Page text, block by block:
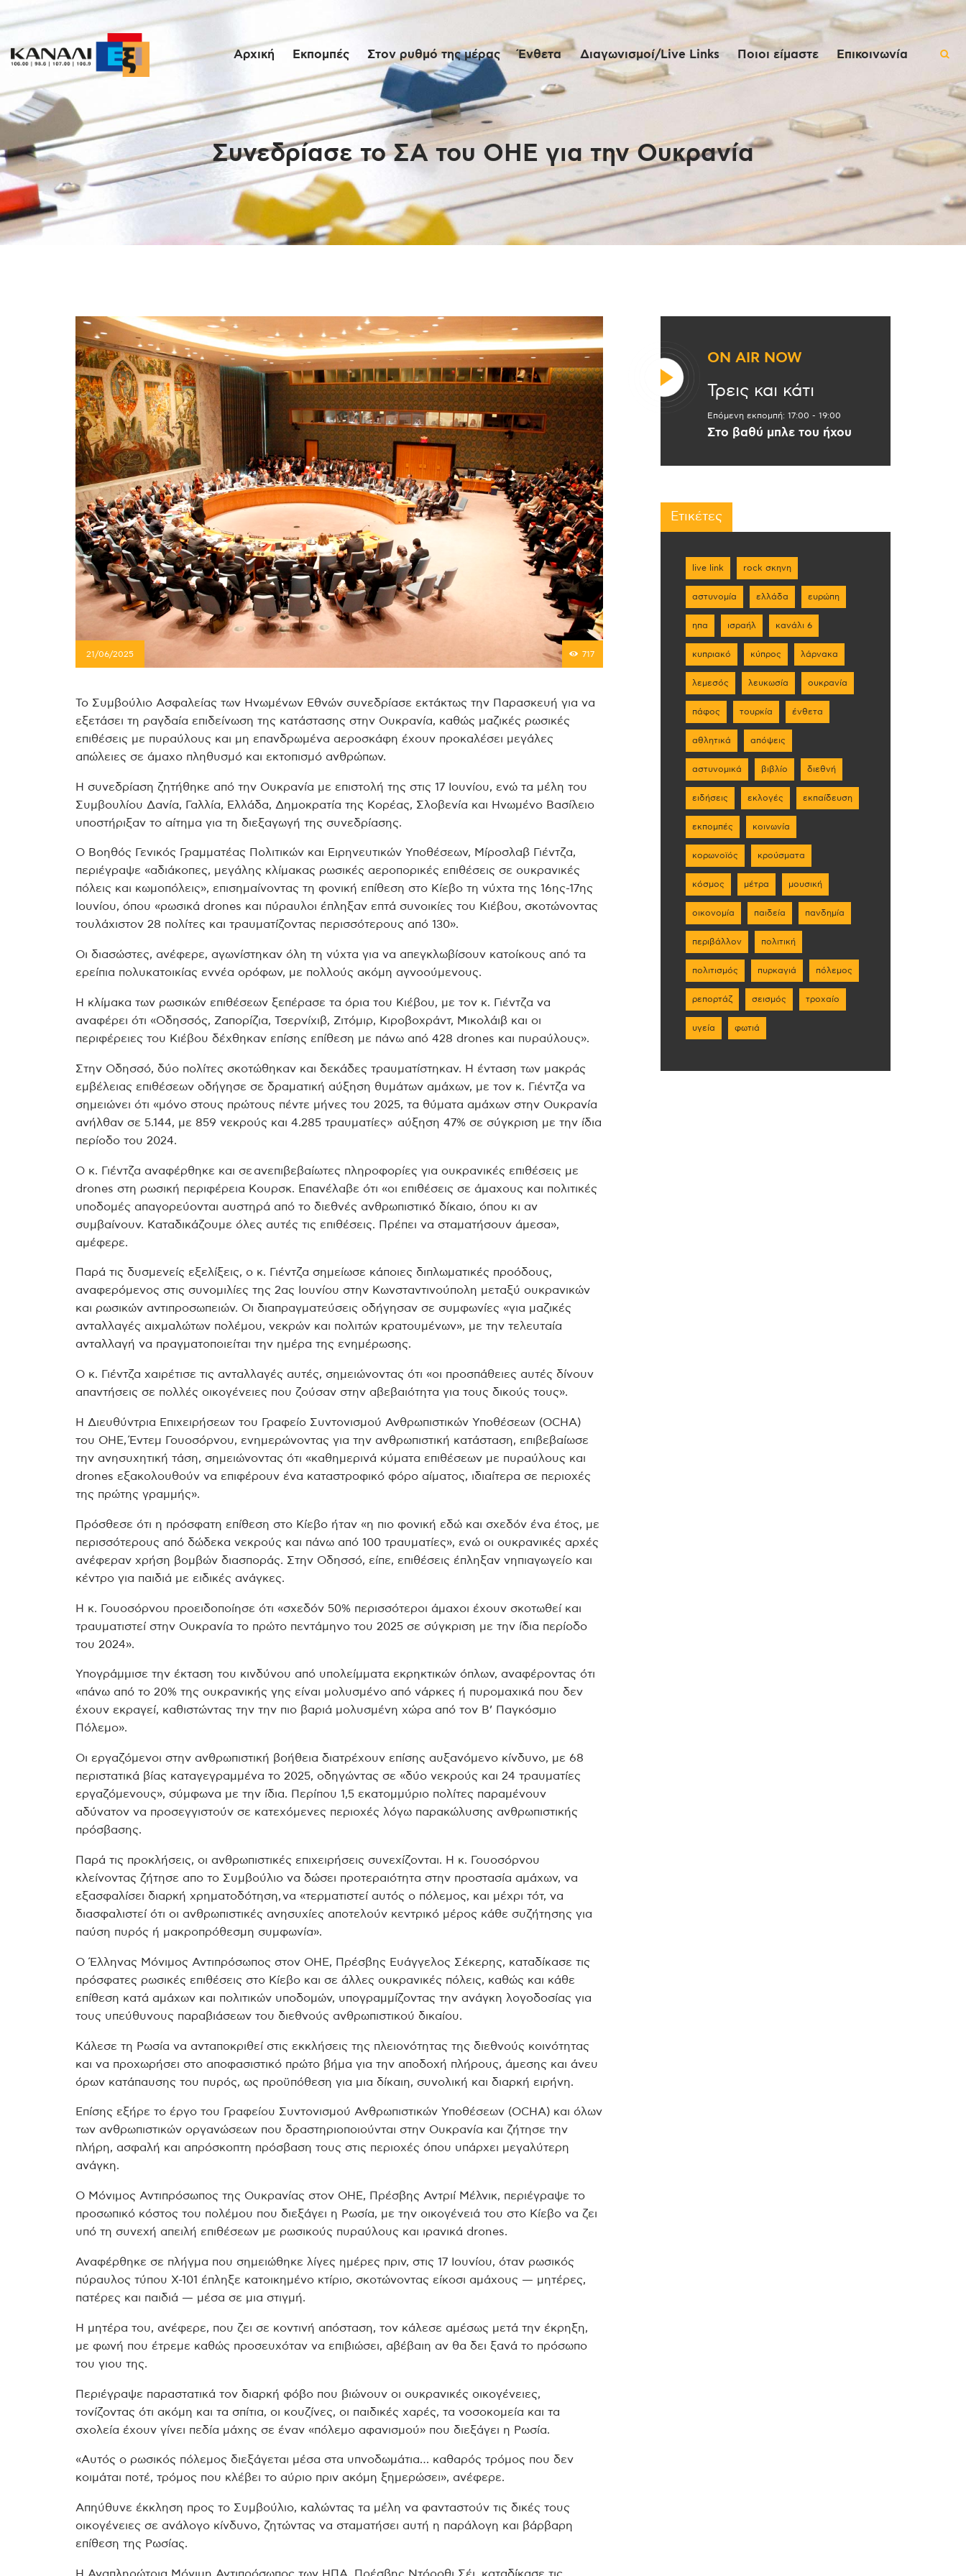
Αρχική Εκπομπές Στον ρυθμό της μέρας Ένθετα Διαγωνισμοί/Live Links Ποιοι είμαστε Επικοινωνία
Συνεδρίασε το ΣΑ του ΟΗΕ για την Ουκρανία
Αρχική
Εκπομπές
Στον ρυθμό της
μέρας
Ένθετα
Διαγωνισμοί/Live
Επικοινωνία
21/06/2025 717
Το Συμβούλιο Ασφαλείας των Ηνωμένων Εθνών συνεδρίασε εκτάκτως την Παρασκευή για να
εξετάσει τη ραγδαία επιδείνωση της κατάστασης στην Ουκρανία, καθώς μαζικές ρωσικές
επιθέσεις με πυραύλους και μη επανδρωμένα αεροσκάφη έχουν προκαλέσει μεγάλες
απώλειες σε άμαχο πληθυσμό και εκτοπισμό ανθρώπων.
Η συνεδρίαση ζητήθηκε από την Ουκρανία με επιστολή της στις 17 Ιουνίου, ενώ τα μέλη του
Συμβουλίου Δανία, Γαλλία, Ελλάδα, Δημοκρατία της Κορέας, Σλοβενία και Ηνωμένο Βασίλειο
υποστήριξαν το αίτημα για τη διεξαγωγή της συνεδρίασης.
Ο Βοηθός Γενικός Γραμματέας Πολιτικών και Ειρηνευτικών Υποθέσεων, Μίροσλαβ Γιέντζα,
περιέγραψε «αδιάκοπες, μεγάλης κλίμακας ρωσικές αεροπορικές επιθέσεις σε ουκρανικές
πόλεις και κωμοπόλεις», επισημαίνοντας τη φονική επίθεση στο Κίεβο τη νύχτα της 16ης-17ης
Ιουνίου, όπου «ρωσικά drones και πύραυλοι έπληξαν επτά συνοικίες του Κιέβου, σκοτώνοντας
τουλάχιστον 28 πολίτες και τραυματίζοντας περισσότερους από 130».
Οι διασώστες, ανέφερε, αγωνίστηκαν όλη τη νύχτα για να απεγκλωβίσουν κατοίκους από τα
ερείπια πολυκατοικίας εννέα ορόφων, με πολλούς ακόμη αγνοούμενους.
Η κλίμακα των ρωσικών επιθέσεων ξεπέρασε τα όρια του Κιέβου, με τον κ. Γιέντζα να
αναφέρει ότι «Οδησσός, Ζαπορίζια, Τσερνίχιβ, Ζιτόμιρ, Κιροβοχράντ, Μικολάιβ και οι
περιφέρειες του Κιέβου δέχθηκαν επίσης επίθεση με πάνω από 428 drones και πυραύλους».
Στην Οδησσό, δύο πολίτες σκοτώθηκαν και δεκάδες τραυματίστηκαν. Η ένταση των μακράς
εμβέλειας επιθέσεων οδήγησε σε δραματική αύξηση θυμάτων αμάχων, με τον κ. Γιέντζα να
σημειώνει ότι «μόνο στους πρώτους πέντε μήνες του 2025, τα θύματα αμάχων στην Ουκρανία
ανήλθαν σε 5.144, με 859 νεκρούς και 4.285 τραυματίες» αύξηση 47% σε σύγκριση με την ίδια
περίοδο του 2024.
O κ. Γιέντζα αναφέρθηκε και σε ανεπιβεβαίωτες πληροφορίες για ουκρανικές επιθέσεις με
drones στη ρωσική περιφέρεια Κουρσκ. Επανέλαβε ότι «οι επιθέσεις σε άμαχους και πολιτικές
υποδομές απαγορεύονται αυστηρά από το διεθνές ανθρωπιστικό δίκαιο, όπου κι αν
συμβαίνουν. Καταδικάζουμε όλες αυτές τις επιθέσεις. Πρέπει να σταματήσουν άμεσα»,
αμέφερε.
Παρά τις δυσμενείς εξελίξεις, ο κ. Γιέντζα σημείωσε κάποιες διπλωματικές προόδους,
αναφερόμενος στις συνομιλίες της 2ας Ιουνίου στην Κωνσταντινούπολη μεταξύ ουκρανικών
και ρωσικών αντιπροσωπειών. Οι διαπραγματεύσεις οδήγησαν σε συμφωνίες «για μαζικές
ανταλλαγές αιχμαλώτων πολέμου, νεκρών και πολιτών κρατουμένων», με την τελευταία
ανταλλαγή να πραγματοποιείται την ημέρα της ενημέρωσης.
Ο κ. Γιέντζα χαιρέτισε τις ανταλλαγές αυτές, σημειώνοντας ότι «οι προσπάθειες αυτές δίνουν
απαντήσεις σε πολλές οικογένειες που ζούσαν στην αβεβαιότητα για τους δικούς τους».
Η Διευθύντρια Επιχειρήσεων του Γραφείο Συντονισμού Ανθρωπιστικών Υποθέσεων (OCHA)
του ΟΗΕ, Έντεμ Γουοσόρνου, ενημερώνοντας για την ανθρωπιστική κατάσταση, επιβεβαίωσε
την ανησυχητική τάση, σημειώνοντας ότι «καθημερινά κύματα επιθέσεων με πυραύλους και
drones εξακολουθούν να επιφέρουν ένα καταστροφικό φόρο αίματος, ιδιαίτερα σε περιοχές
της πρώτης γραμμής».
Πρόσθεσε ότι η πρόσφατη επίθεση στο Κίεβο ήταν «η πιο φονική εδώ και σχεδόν ένα έτος, με
περισσότερους από δώδεκα νεκρούς και πάνω από 100 τραυματίες», ενώ οι ουκρανικές αρχές
ανέφεραν χρήση βομβών διασποράς. Στην Οδησσό, είπε, επιθέσεις έπληξαν νηπιαγωγείο και
κέντρο για παιδιά με ειδικές ανάγκες.
Η κ. Γουοσόρνου προειδοποίησε ότι «σχεδόν 50% περισσότεροι άμαχοι έχουν σκοτωθεί και
τραυματιστεί στην Ουκρανία το πρώτο πεντάμηνο του 2025 σε σύγκριση με την ίδια περίοδο
του 2024».
Υπογράμμισε την έκταση του κινδύνου από υπολείμματα εκρηκτικών όπλων, αναφέροντας ότι
«πάνω από το 20% της ουκρανικής γης είναι μολυσμένο από νάρκες ή πυρομαχικά που δεν
έχουν εκραγεί, καθιστώντας την την πιο βαριά μολυσμένη χώρα από τον Β’ Παγκόσμιο
Πόλεμο».
Οι εργαζόμενοι στην ανθρωπιστική βοήθεια διατρέχουν επίσης αυξανόμενο κίνδυνο, με 68
περιστατικά βίας καταγεγραμμένα το 2025, οδηγώντας σε «δύο νεκρούς και 24 τραυματίες
εργαζόμενους», σύμφωνα με την ίδια. Περίπου 1,5 εκατομμύριο πολίτες παραμένουν
αδύνατον να προσεγγιστούν σε κατεχόμενες περιοχές λόγω παρακώλυσης ανθρωπιστικής
πρόσβασης.
Παρά τις προκλήσεις, οι ανθρωπιστικές επιχειρήσεις συνεχίζονται. Η κ. Γουοσόρνου
κλείνοντας ζήτησε απο το Συμβούλιο να δώσει προτεραιότητα στην προστασία αμάχων, να
εξασφαλίσει διαρκή χρηματοδότηση, να «τερματιστεί αυτός ο πόλεμος, και μέχρι τότ, να
διασφαλιστεί ότι οι ανθρωπιστικές ανησυχίες αποτελούν κεντρικό μέρος κάθε συζήτησης για
παύση πυρός ή μακροπρόθεσμη συμφωνία».
Ο Έλληνας Μόνιμος Αντιπρόσωπος στον ΟΗΕ, Πρέσβης Ευάγγελος Σέκερης, καταδίκασε τις
πρόσφατες ρωσικές επιθέσεις στο Κίεβο και σε άλλες ουκρανικές πόλεις, καθώς και κάθε
επίθεση κατά αμάχων και πολιτικών υποδομών, υπογραμμίζοντας την ανάγκη λογοδοσίας για
τους υπεύθυνους παραβιάσεων του διεθνούς ανθρωπιστικού δικαίου.
Κάλεσε τη Ρωσία να ανταποκριθεί στις εκκλήσεις της πλειονότητας της διεθνούς κοινότητας
και να προχωρήσει στο αποφασιστικό πρώτο βήμα για την αποδοχή πλήρους, άμεσης και άνευ
όρων κατάπαυσης του πυρός, ως προϋπόθεση για μια δίκαιη, συνολική και διαρκή ειρήνη.
Επίσης εξήρε το έργο του Γραφείου Συντονισμού Ανθρωπιστικών Υποθέσεων (OCHA) και όλων
των ανθρωπιστικών οργανώσεων που δραστηριοποιούνται στην Ουκρανία και ζήτησε την
πλήρη, ασφαλή και απρόσκοπτη πρόσβαση τους στις περιοχές όπου υπάρχει μεγαλύτερη
ανάγκη.
O Μόνιμος Αντιπρόσωπος της Ουκρανίας στον ΟΗΕ, Πρέσβης Αντριί Μέλνικ, περιέγραψε το
προσωπικό κόστος του πολέμου που διεξάγει η Ρωσία, με την οικογένειά του στο Κίεβο να ζει
υπό τη συνεχή απειλή επιθέσεων με ρωσικούς πυραύλους και ιρανικά drones.
Αναφέρθηκε σε πλήγμα που σημειώθηκε λίγες ημέρες πριν, στις 17 Ιουνίου, όταν ρωσικός
πύραυλος τύπου X-101 έπληξε κατοικημένο κτίριο, σκοτώνοντας είκοσι αμάχους — μητέρες,
πατέρες και παιδιά — μέσα σε μια στιγμή.
Η μητέρα του, ανέφερε, που ζει σε κοντινή απόσταση, τον κάλεσε αμέσως μετά την έκρηξη,
με φωνή που έτρεμε καθώς προσευχόταν να επιβιώσει, αβέβαιη αν θα δει ξανά το πρόσωπο
του γιου της.
Περιέγραψε παραστατικά τον διαρκή φόβο που βιώνουν οι ουκρανικές οικογένειες,
τονίζοντας ότι ακόμη και τα σπίτια, οι κουζίνες, οι παιδικές χαρές, τα νοσοκομεία και τα
σχολεία έχουν γίνει πεδία μάχης σε έναν «πόλεμο αφανισμού» που διεξάγει η Ρωσία.
«Αυτός ο ρωσικός πόλεμος διεξάγεται μέσα στα υπνοδωμάτια… καθαρός τρόμος που δεν
κοιμάται ποτέ, τρόμος που κλέβει το αύριο πριν ακόμη ξημερώσει», ανέφερε.
Απηύθυνε έκκληση προς το Συμβούλιο, καλώντας τα μέλη να φανταστούν τις δικές τους
οικογένειες σε ανάλογο κίνδυνο, ζητώντας να σταματήσει αυτή η παράλογη και βάρβαρη
επίθεση της Ρωσίας.
ON AIR NOW
Τρεις και κάτι
Επόμενη εκπομπή: 17:00 - 19:00
Στο βαθύ μπλε του ήχου
Ετικέτες
live link rock σκηνη
αστυνομία ελλάδα ευρώπη
ηπα ισραήλ κανάλι 6
κυπριακό κύπρος λάρνακα
λεμεσός λευκωσία ουκρανία
πάφος τουρκία ένθετα
αθλητικά απόψεις
αστυνομικά βιβλίο διεθνή
ειδήσεις εκλογές εκπαίδευση
εκπομπές κοινωνία
κορωνοϊός κρούσματα
κόσμος μέτρα μουσική
οικονομία παιδεία πανδημία
περιβάλλον πολιτική
πολιτισμός πυρκαγιά πόλεμος
ρεπορτάζ σεισμός τροχαίο
υγεία φωτιά